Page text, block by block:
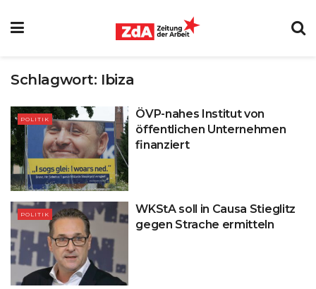
Schlagwort: Ibiza
POLITIK
ÖVP-nahes Institut von
öffentlichen Unternehmen
finanziert
POLITIK
WKStA soll in Causa Stieglitz
gegen Strache ermitteln